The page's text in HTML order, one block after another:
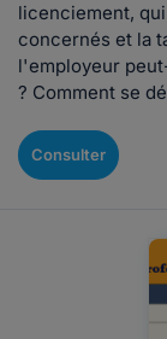
licenciement,
concernés et la
l'employeur
? Comment se
Consulter